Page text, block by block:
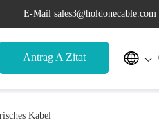
E-Mail sales3@holdonecable.com
Antrag A Zitat 
Kabel